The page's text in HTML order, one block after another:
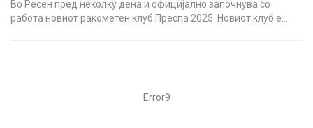
Во Ресен пред неколку дена и официјално започнува со
работа новиот ракометен клуб Преспа 2025. Новиот клуб е…
Error9